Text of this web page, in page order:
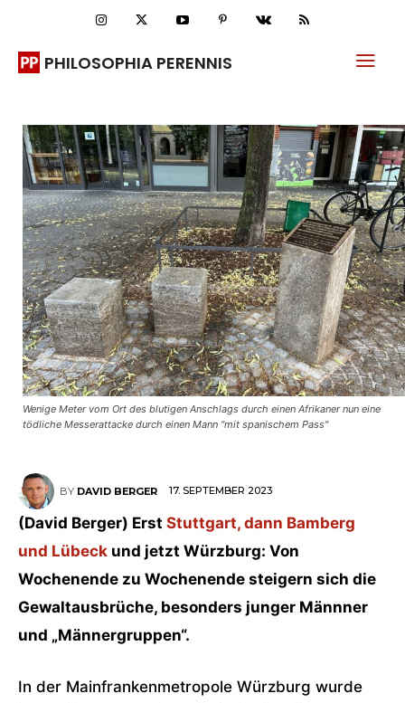
PHILOSOPHIA PERENNIS
Wenige Meter vom Ort des blutigen Anschlags durch einen Afrikaner nun eine
tödliche Messerattacke durch einen Mann "mit spanischem Pass"
BY DAVID BERGER 17. SEPTEMBER 2023
(David Berger) Erst Stuttgart, dann Bamberg
und Lübeck und jetzt Würzburg: Von
Wochenende zu Wochenende steigern sich die
Gewaltausbrüche, besonders junger Männner
und „Männergruppen“.
In der Mainfrankenmetropole Würzburg wurde